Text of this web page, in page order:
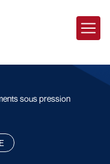
sous pression